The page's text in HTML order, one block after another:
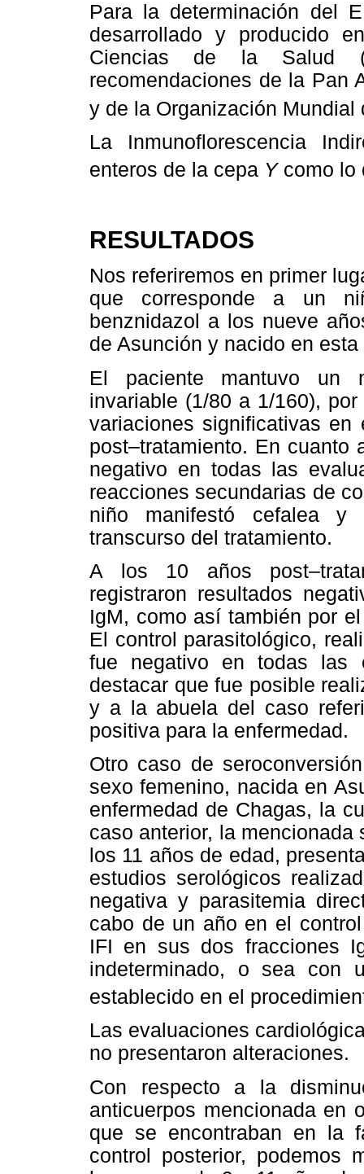
Para la determinación del
desarrollado y producido
Ciencias de la Salud
recomendaciones de la Pan
y de la Organización Mundial
La Inmunoflorescencia
enteros de la cepa Ycomo lo
RESULTADOS
Nos referiremos en primer
que corresponde a un
benznidazol a los nueve
de Asunción y nacido en
El paciente mantuvo un
invariable (1/80 a 1/160),
variaciones significativas
post–tratamiento. En cuanto
negativo en todas las
reacciones secundarias de
niño manifestó cefalea y
transcurso del tratamiento.
A los 10 años
registraron resultados
IgM, como así también por
El control parasitológico,
fue negativo en todas las
destacar que fue posible
y a la abuela del caso
positiva para la enfermedad.
Otro caso de
sexo femenino, nacida en
enfermedad de Chagas, la
caso anterior, la
los 11 años de edad,
estudios serológicos
negativa y parasitemia
cabo de un año en el
IFI en sus dos fracciones
indeterminado, o sea con
establecido en el
Las evaluaciones
no presentaron alteraciones.
Con respecto a la
anticuerpos mencionada en
que se encontraban en la
control posterior, podemos